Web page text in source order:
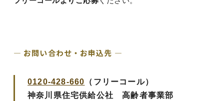
― お問い合わせ・お申込先 ―
0120-428-660 （フリーコール）
神奈川県住宅供給公社 高齢者事業部